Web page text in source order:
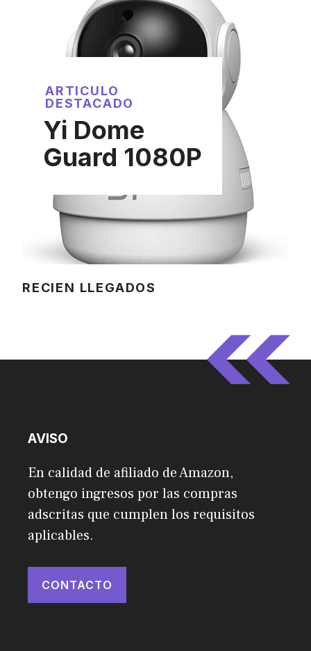
ARTICULO
DESTACADO
Yi Dome
Guard 1080P
RECIEN LLEGADOS
AVISO
En calidad de afiliado de Amazon,
obtengo ingresos por las compras
adscritas que cumplen los requisitos
aplicables.
CONTACTO